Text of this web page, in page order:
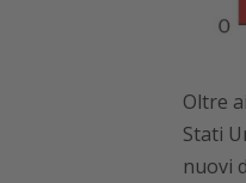
Oltre
Stati
nuovi